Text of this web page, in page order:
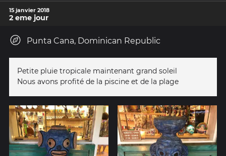
15 janvier 2018
2 eme jour
Punta Cana, Dominican Republic
Petite pluie tropicale maintenant grand soleil
Nous avons profité de la piscine et de la plage